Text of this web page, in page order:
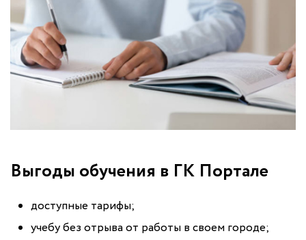
Выгоды обучения в ГК Портале
доступные тарифы;
учебу без отрыва от работы в своем городе;